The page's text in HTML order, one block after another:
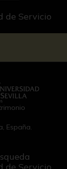
de Servicio
España.
de Servicio